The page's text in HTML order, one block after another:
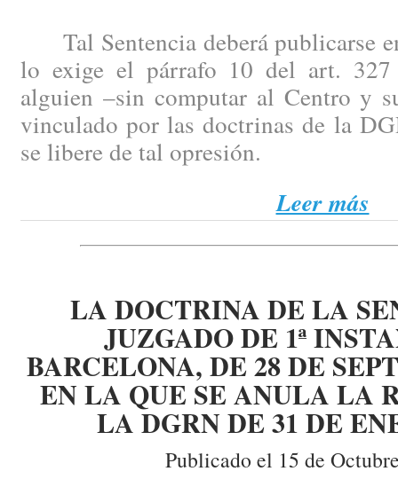
Tal Sentencia deberá publicarse
lo exige el párrafo 10 del art.
alguien –sin computar al Centro y
vinculado por las doctrinas de la
se libere de tal opresión.
Leer más
LA DOCTRINA DE LA
JUZGADO DE 1ª
BARCELONA, DE 28 DE
EN LA QUE SE ANULA LA
LA DGRN DE 31 DE
Publicado el 15 de